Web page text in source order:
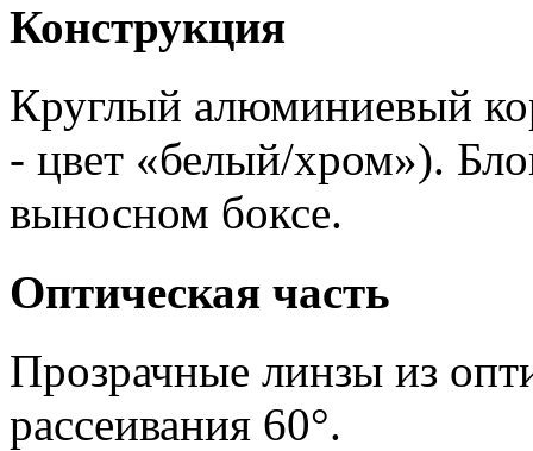
Конструкция
Круглый алюминиевый
- цвет «белый/хром»).
выносном боксе.
Оптическая часть
Прозрачные линзы из
рассеивания 60°.